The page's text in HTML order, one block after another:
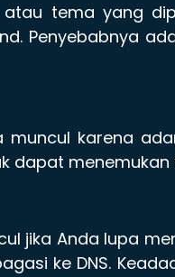
tema yang
Penyebabnya
karena
dapat
jika Anda lupa
ke DNS.